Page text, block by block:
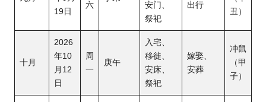
19日
六
安门、
祭祀
出行
丑）
十月
2026
年10
月12
日
周
一
庚午
入宅、
移徙、
安床、
祭祀
嫁娶、
安葬
冲鼠
（甲
子）